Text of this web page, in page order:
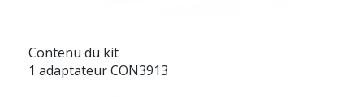
Contenu du kit
1 adaptateur CON3913